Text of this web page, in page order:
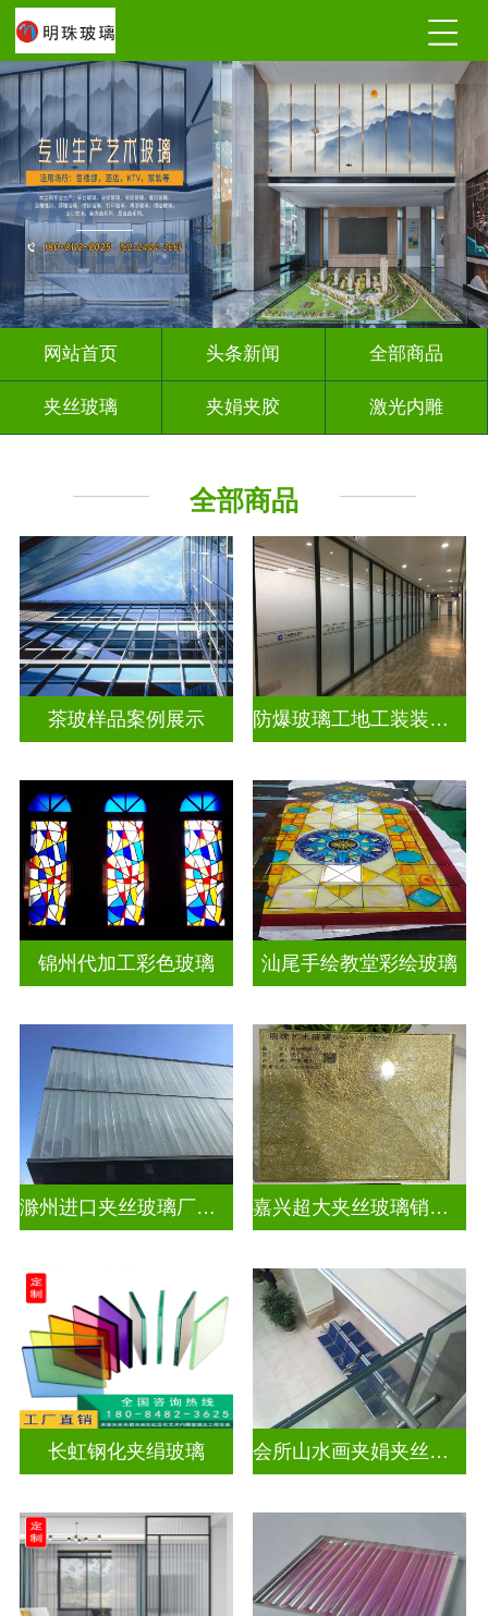
网站首页 头条新闻 全部商品
夹丝玻璃 夹娟夹胶 激光内雕
工程玻璃
全部商品
茶玻样品案例展示 防爆玻璃工地工装装饰玻璃
锦州代加工彩色玻璃 汕尾手绘教堂彩绘玻璃
滁州进口夹丝玻璃厂电话 嘉兴超大夹丝玻璃销售公司
长虹钢化夹绢玻璃 会所山水画夹娟夹丝玻璃